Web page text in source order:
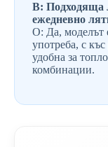
В: Подходяща
ежедневно
О: Да, моделът
употреба, с
удобна за
комбинации.